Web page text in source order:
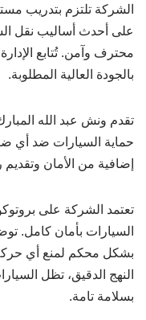
الشركة تلتزم بتدريب
على أحدث أساليب نقل
محترف وآمن. تُتابع
بالجودة العالية المطلوبة.
تقدم ونش عبد الله
حماية السيارات ضد أي
إضافية من الأمان وتقديم
تعتمد الشركة على
السيارات بأمان كامل.
بشكل محكم لمنع أي
النهج الدقيق، تظل
بسلامة تامة.